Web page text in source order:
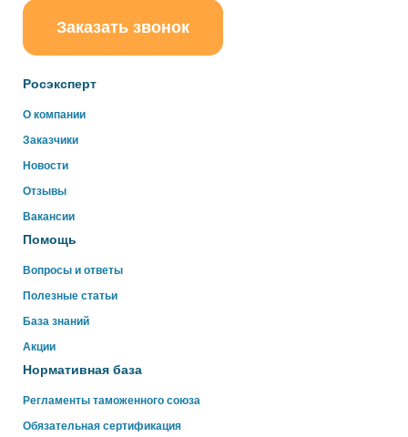
Росэксперт
О компании
Заказчики
Новости
Отзывы
Вакансии
Помощь
Вопросы и ответы
Полезные статьи
База знаний
Акции
Нормативная база
Регламенты таможенного союза
Обязательная сертификация
Заказать звонок